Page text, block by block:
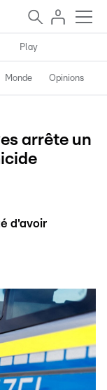
Play
Monde Opinions
arrête un
d'avoir